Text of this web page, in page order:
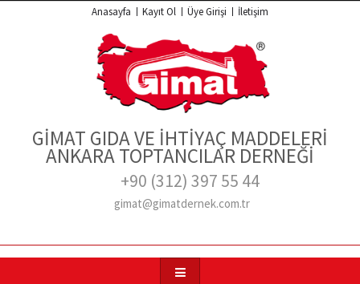
Anasayfa Kayıt Ol Üye Girişi İletişim
GİMAT GIDA VE İHTİYAÇ MADDELERİ
ANKARA TOPTANCILAR DERNEĞİ
+90 (312) 397 55 44
gimat@gimatdernek.com.tr